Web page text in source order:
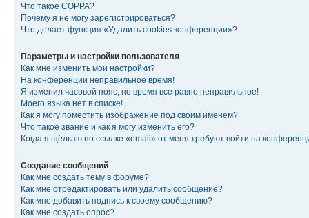
Что такое COPPA?
Почему я не могу зарегистрироваться?
Что делает функция «Удалить cookies конференции»?
Параметры и настройки пользователя
Как мне изменить мои настройки?
На конференции неправильное время!
Я изменил часовой пояс, но время все равно неправильное!
Моего языка нет в списке!
Как я могу поместить изображение под своим именем?
Что такое звание и как я могу изменить его?
Когда я щёлкаю по ссылке «email» от меня требуют войти на
Создание сообщений
Как мне создать тему в форуме?
Как мне отредактировать или удалить сообщение?
Как мне добавить подпись к своему сообщению?
Как мне создать опрос?